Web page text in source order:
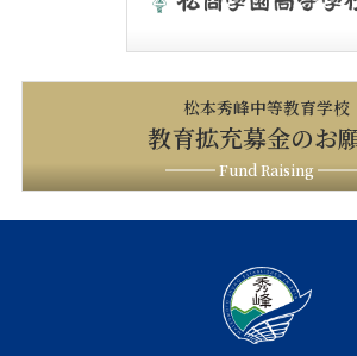
松本秀峰中等教育学校
教育拡充募金のお
Fund Raising